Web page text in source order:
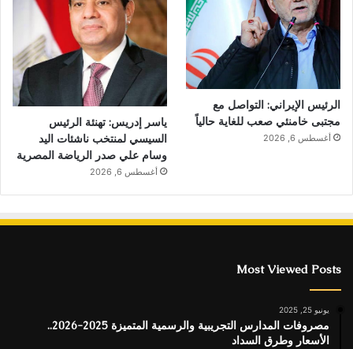
الرئيس الإيراني: التواصل مع
مجتبى خامنئي صعب للغاية حالياً
أغسطس 6, 2026
ياسر إدريس: تهنئة الرئيس
السيسي لمنتخب ناشئات اليد
وسام علي صدر الرياضة المصرية
أغسطس 6, 2026
Most Viewed Posts
يونيو 25, 2025
مصروفات المدارس التجريبية والرسمية المتميزة 2025-2026..
الأسعار وطرق السداد